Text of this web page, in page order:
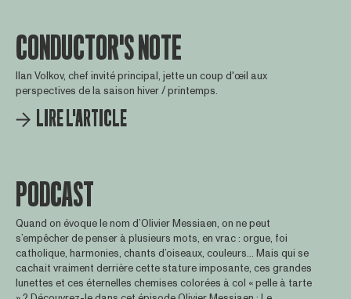
CONDUCTOR'S NOTE
Ilan Volkov, chef invité principal, jette un coup d'œil aux
perspectives de la saison hiver / printemps.
LIRE L'ARTICLE
PODCAST
Quand on évoque le nom d’Olivier Messiaen, on ne peut
s’empêcher de penser à plusieurs mots, en vrac : orgue, foi
catholique, harmonies, chants d’oiseaux, couleurs… Mais qui se
cachait vraiment derrière cette stature imposante, ces grandes
lunettes et ces éternelles chemises colorées à col « pelle à tarte